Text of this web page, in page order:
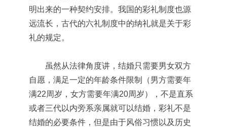
明出来的一种契约安排。我国的彩礼制度也源
远流长，古代的六礼制度中的纳礼就是关于彩
礼的规定。
虽然从法律角度讲，结婚只需要男女双方
自愿，满足一定的年龄条件限制（男方需要年
满22周岁，女方需要年满20周岁），不是直系
或者三代以内旁系亲属就可以结婚，彩礼不是
结婚的必要条件，但是由于风俗习惯以及历史